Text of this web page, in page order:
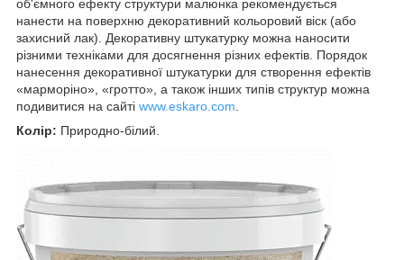
об'ємного ефекту структури малюнка рекомендується
нанести на поверхню декоративний кольоровий віск (або
захисний лак). Декоративну штукатурку можна наносити
різними техніками для досягнення різних ефектів. Порядок
нанесення декоративної штукатурки для створення ефектів
«марморіно», «гротто», а також інших типів структур можна
подивитися на сайті www.eskaro.com
Колір: Природно-білий.